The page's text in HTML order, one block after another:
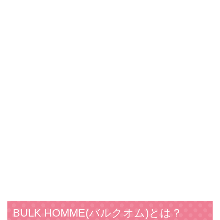
BULK HOMME(バルクオム)とは？